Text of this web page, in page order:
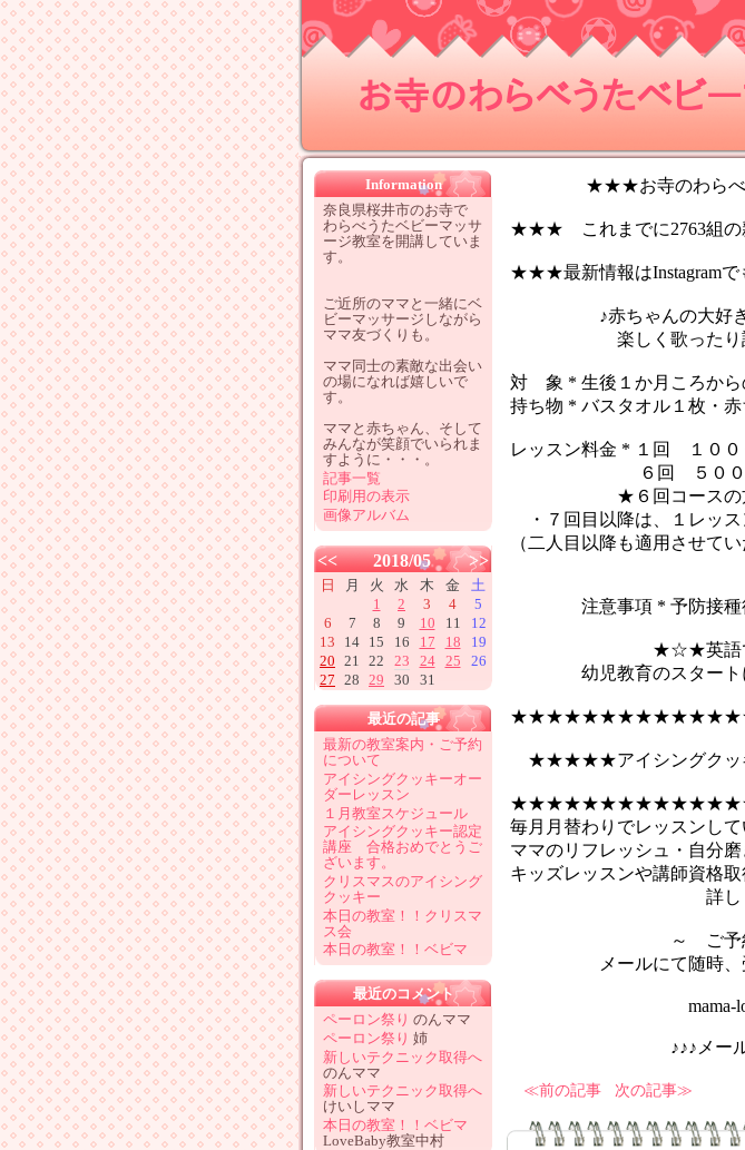
お寺のわらべうたベビー
★★★お寺のわらべう
★★★ これまでに2763組の親
★★★最新情報はInstagramで
♪赤ちゃんの大好きな
楽しく歌ったり語りか
対 象 * 生後１か月ころから
持ち物 * バスタオル１枚・
レッスン料金 * １回 １００
６回 ５０００円 (
★６回コースの方は、
・７回目以降は、１レッス
（二人目以降も適用させて
注意事項 * 予防接種後４
★☆★英語でのベビ
幼児教育のスタートに英
★★★★★アイシングクッ
毎月月替わりでレッスンし
ママのリフレッシュ・自分
キッズレッスンや講師資格
詳しくはお問
～ ご予約・お
メールにて随時、受付
mama-love-
♪♪♪メールお待ち
前の記事 次の記事
Information
奈良県桜井市のお寺で
わらべうたベビーマッサ
ージ教室を開講していま
す。
ご近所のママと一緒にベ
ビーマッサージしながら
ママ友づくりも。
ママ同士の素敵な出会い
の場になれば嬉しいで
す。
ママと赤ちゃん、そして
みんなが笑顔でいられま
すように・・・。
記事一覧
印刷用の表示
画像アルバム
<< 2018/05 >>
日 月 火 水 木 金
土
1
2 3 4
5
6
7 8 9 10 11
12
13
14 15 16 17 18
19
20 21 22 23 24 25
26
27 28 29 30 31
最近の記事
最新の教室案内・ご予約
について
アイシングクッキーオー
ダーレッスン
１月教室スケジュール
アイシングクッキー認定
講座 合格おめでとうご
ざいます。
クリスマスのアイシング
クッキー
本日の教室！！クリスマ
ス会
本日の教室！！ベビマ
最近のコメント
ペーロン祭り のんママ
ペーロン祭り 姉
新しいテクニック取得へ
のんママ
新しいテクニック取得へ
けいしママ
本日の教室！！ベビマ
LoveBaby教室中村